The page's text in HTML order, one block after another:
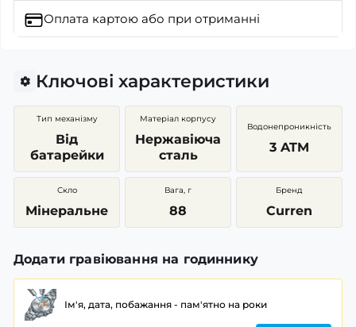
Оплата картою або при отриманні
Ключові характеристики
Тип механізму
Від
батарейки
Матеріал корпусу
Нержавіюча
сталь
Водонепроникність
3 ATM
Скло
Мінеральне
Вага, г
88
Бренд
Curren
Додати гравіювання на годиннику
Ім'я, дата, побажання - пам'ятно на роки